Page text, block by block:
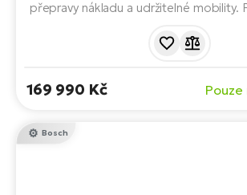
přepravy nákladu a udržitelné mobility.
varianty:
169 990 Kč Pouze
Bosch